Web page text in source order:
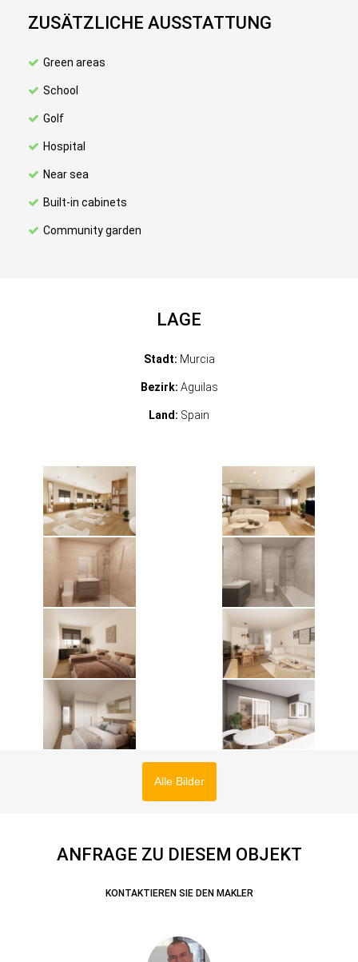
ZUSÄTZLICHE AUSSTATTUNG
Green areas
School
Golf
Hospital
Near sea
Built-in cabinets
Community garden
LAGE
Stadt: Murcia
Bezirk: Aguilas
Land: Spain
Alle Bilder
ANFRAGE ZU DIESEM OBJEKT
KONTAKTIEREN SIE DEN MAKLER